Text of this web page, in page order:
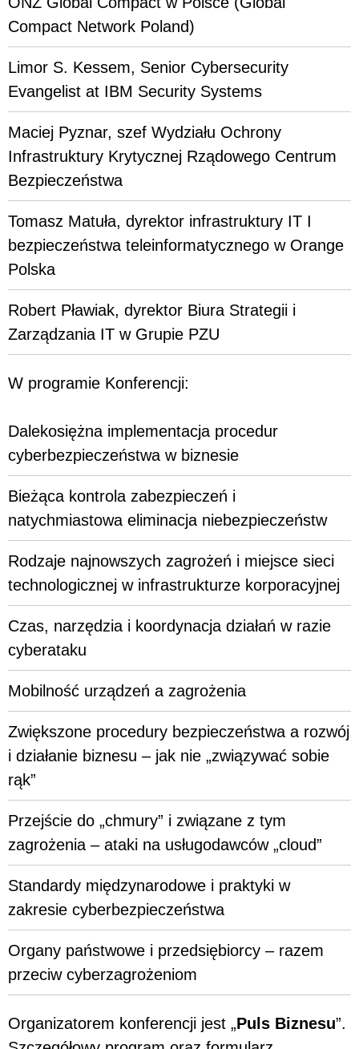
Compact Network Poland)
Limor S. Kessem, Senior Cybersecurity
Evangelist at IBM Security Systems
Maciej Pyznar, szef Wydziału Ochrony
Infrastruktury Krytycznej Rządowego Centrum
Bezpieczeństwa
Tomasz Matuła, dyrektor infrastruktury IT I
bezpieczeństwa teleinformatycznego w Orange
Polska
Robert Pławiak, dyrektor Biura Strategii i
Zarządzania IT w Grupie PZU
W programie Konferencji:
Dalekosiężna implementacja procedur
cyberbezpieczeństwa w biznesie
Bieżąca kontrola zabezpieczeń i
natychmiastowa eliminacja niebezpieczeństw
Rodzaje najnowszych zagrożeń i miejsce sieci
technologicznej w infrastrukturze korporacyjnej
Czas, narzędzia i koordynacja działań w razie
cyberataku
Mobilność urządzeń a zagrożenia
Zwiększone procedury bezpieczeństwa a rozwój
i działanie biznesu – jak nie „związywać sobie
rąk”
Przejście do „chmury” i związane z tym
zagrożenia – ataki na usługodawców „cloud”
Standardy międzynarodowe i praktyki w
zakresie cyberbezpieczeństwa
Organy państwowe i przedsiębiorcy – razem
przeciw cyberzagrożeniom
Organizatorem konferencji jest „Puls Biznesu”.